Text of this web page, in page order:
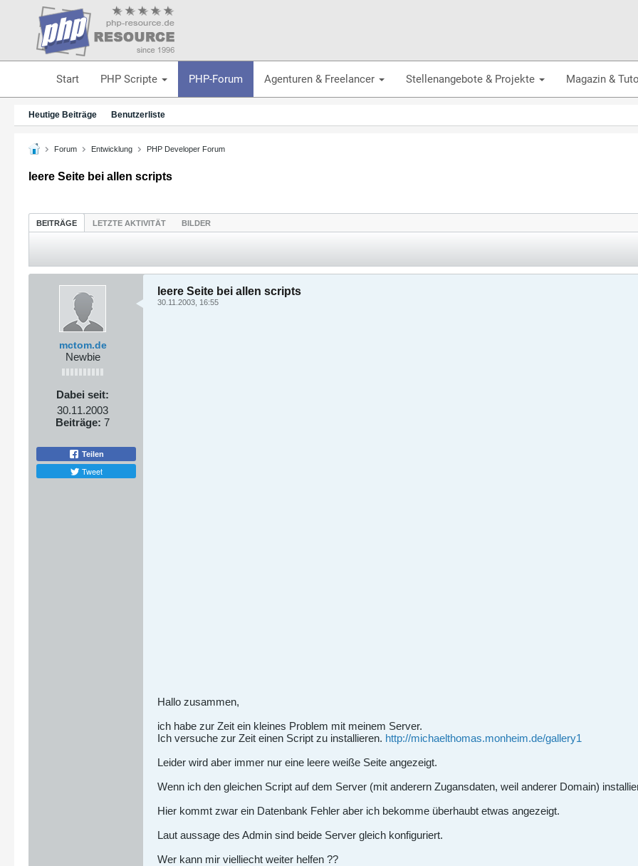
Start PHP Scripte PHP-Forum Agenturen & Freelancer Stellenangebote & Projekte Magazin &
Heutige Beiträge Benutzerliste
Forum Entwicklung PHP Developer Forum
leere Seite bei allen scripts
BEITRÄGE LETZTE AKTIVITÄT BILDER
mctom.de
Newbie
Dabei seit:
30.11.2003
Beiträge: 7
Teilen
Tweet
leere Seite bei allen scripts
30.11.2003, 16:55
Hallo zusammen,
ich habe zur Zeit ein kleines Problem mit meinem Server.
Ich versuche zur Zeit einen Script zu installieren. http://michaelthomas.monheim.de/gallery1
Leider wird aber immer nur eine leere weiße Seite angezeigt.
Wenn ich den gleichen Script auf dem Server (mit anderern Zugansdaten, weil anderer Domain)
Hier kommt zwar ein Datenbank Fehler aber ich bekomme überhaubt etwas angezeigt.
Laut aussage des Admin sind beide Server gleich konfiguriert.
Wer kann mir vielliecht weiter helfen ??